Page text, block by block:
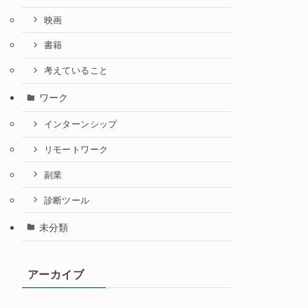
映画
書籍
考えていること
ワーク
インターンシップ
リモートワーク
副業
診断ツール
未分類
アーカイブ